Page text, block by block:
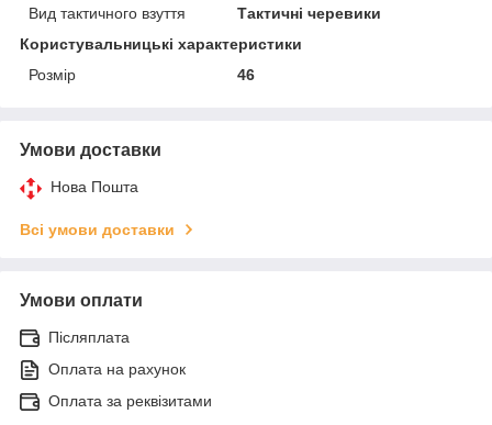
Вид тактичного взуття
Тактичні черевики
Користувальницькі характеристики
Розмір
46
Умови доставки
Нова Пошта
Всі умови доставки
Умови оплати
Післяплата
Оплата на рахунок
Оплата за реквізитами